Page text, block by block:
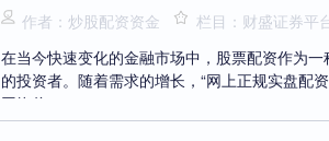
作者：炒股配资资金 栏目：财盛证券平
在当今快速变化的金融市场中，股票配资作为
的投资者。随着需求的增长，“网上正规实盘配
网络信....